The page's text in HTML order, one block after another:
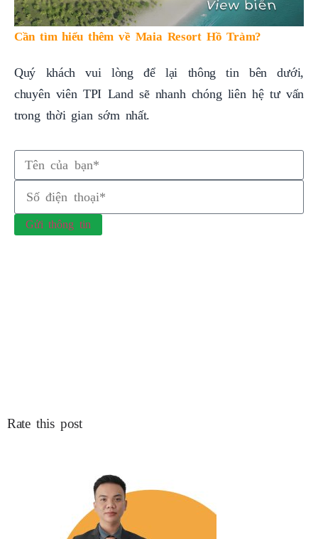
Cần tìm hiểu thêm về Maia Resort Hồ Tràm?
Quý khách vui lòng để lại thông tin bên dưới,
chuyên viên TPI Land sẽ nhanh chóng liên hệ tư vấn
trong thời gian sớm nhất.
Gửi thông tin
Rate this post